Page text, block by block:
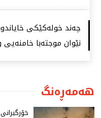
چەند خولەكێكی
نێوان موجتەبا
هەمەڕەنگ